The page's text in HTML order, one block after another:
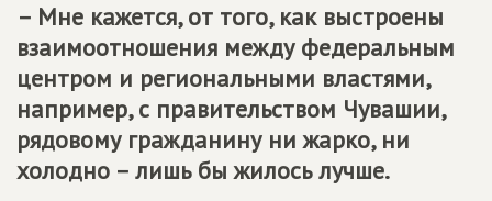
– Мне кажется, от того, как выстроены
взаимоотношения между федеральным
центром и региональными властями,
например, с правительством Чувашии,
рядовому гражданину ни жарко, ни
холодно – лишь бы жилось лучше.